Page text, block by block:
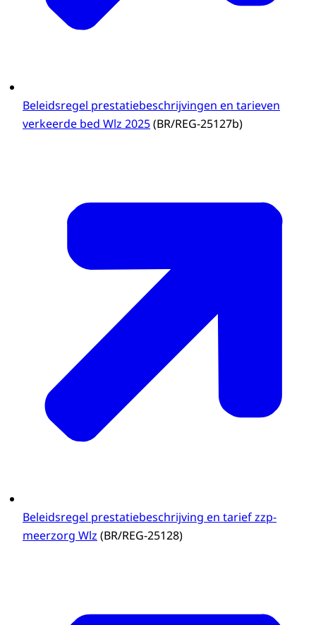
Beleidsregel prestatiebeschrijvingen en tarieven
verkeerde bed Wlz 2025(BR/REG-25127b)
Beleidsregel prestatiebeschrijving en tarief zzp-
meerzorg Wlz (BR/REG-25128)